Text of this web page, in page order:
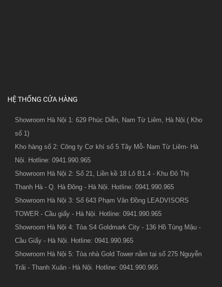
HỆ THỐNG CỬA HÀNG
Showroom Hà Nội 1: 629 Phúc Diễn, Nam Từ Liêm, Hà Nội.( Kho
số 1)
Kho hàng số 2: Công ty Cơ khí số 5 Tây Mỗ- Nam Từ Liêm- Hà
Nội. Hotline: 0941.990.965
Showroom Hà Nội 2: Số 21, Liền kề 18 Lô B1.4 - Khu Đô Thị
Thanh Hà - Q. Hà Đông - Hà Nội. Hotline: 0941.990.965
Showroom Hà Nội 3: Số 643 Phạm Văn Đồng LEADVISORS
TOWER - Cầu giấy - Hà Nội. Hotline: 0941.990.965
Showroom Hà Nội 4: Tòa S4 Goldmark City - 136 Hồ Tùng Mậu -
Cầu Giấy - Hà Nội. Hotline: 0941.990.965
Showroom Hà Nội 5: Tòa nhà Gold Tower nằm tại số 275 Nguyễn
Trãi - Thanh Xuân - Hà Nội. Hotline: 0941.990.965